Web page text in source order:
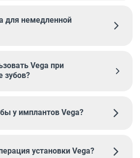
для немедленной
Vega при
зубов?
у имплантов Vega?
установки Vega?